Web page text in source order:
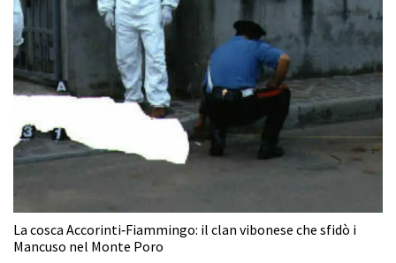
La cosca Accorinti‑Fiammingo: il clan vibonese che sfidò i
Mancuso nel Monte Poro